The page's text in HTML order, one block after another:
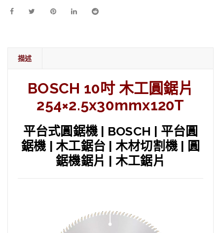
描述
BOSCH 10吋 木工圓鋸片
254×2.5x30mmx120T
平台式圓鋸機 | BOSCH | 平台圓
鋸機 | 木工鋸台 | 木材切割機 | 圓
鋸機鋸片 | 木工鋸片